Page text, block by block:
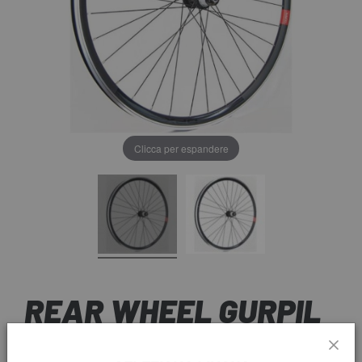
Clicca per espandere
REAR WHEEL GURPIL